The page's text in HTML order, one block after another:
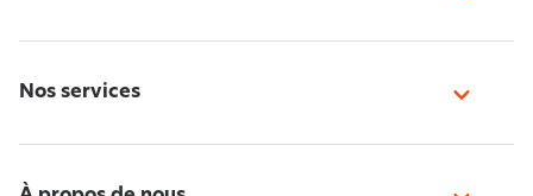
Nos services